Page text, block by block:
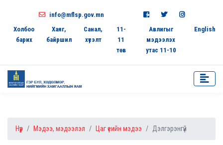
info@mflsp.gov.mn
Холбоо
барих
Хаяг,
байршил
Санал,
хүсэлт
11-
11
төв
Авлигыг
мэдээлэх
утас 11-10
English
Нүүр Мэдээ, мэдээлэл Цаг үеийн мэдээ Дэлгэрэнгүй